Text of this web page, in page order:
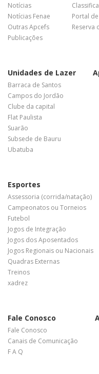
Notícias
Notícias Fenae
Outras Apcefs
Publicações
Portal
Reserva
Unidades de Lazer
Barraca de Santos
Campos do Jordão
Clube da capital
Flat Paulista
Suarão
Subsede de Bauru
Ubatuba
Esportes
Assessoria (corrida/natação)
Campeonatos ou Torneios
Futebol
Jogos de Integração
Jogos dos Aposentados
Jogos Regionais ou Nacionais
Quadras Externas
Treinos
xadrez
Fale Conosco
Fale Conosco
Canais de Comunicação
F A Q